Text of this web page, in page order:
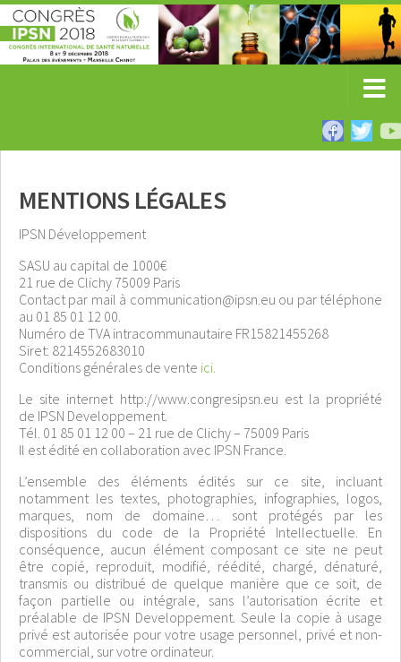
MENTIONS LÉGALES
IPSN Développement
SASU au capital de 1000€
21 rue de Clichy 75009 Paris
Contact par mail à communication@ipsn.eu ou par téléphone
au 01 85 01 12 00.
Numéro de TVA intracommunautaire FR15821455268
Siret: 8214552683010
Conditions générales de vente ici.
Le site internet http://www.congresipsn.eu est la propriété
de IPSN Developpement.
Tél. 01 85 01 12 00 – 21 rue de Clichy – 75009 Paris
Il est édité en collaboration avec IPSN France.
L’ensemble des éléments édités sur ce site, incluant
notamment les textes, photographies, infographies, logos,
marques, nom de domaine… sont protégés par les
dispositions du code de la Propriété Intellectuelle. En
conséquence, aucun élément composant ce site ne peut
être copié, reproduit, modifié, réédité, chargé, dénaturé,
transmis ou distribué de quelque manière que ce soit, de
façon partielle ou intégrale, sans l’autorisation écrite et
préalable de IPSN Developpement. Seule la copie à usage
privé est autorisée pour votre usage personnel, privé et non-
commercial, sur votre ordinateur.